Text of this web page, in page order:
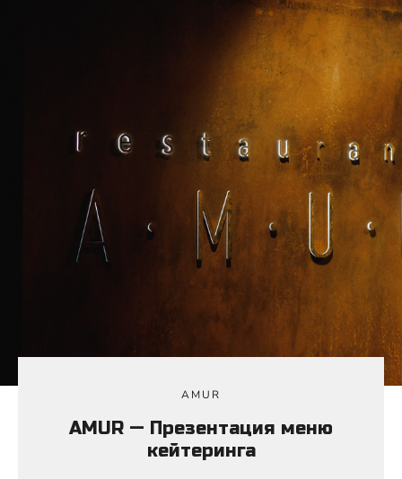
AMUR
AMUR — Презентация меню
кейтеринга